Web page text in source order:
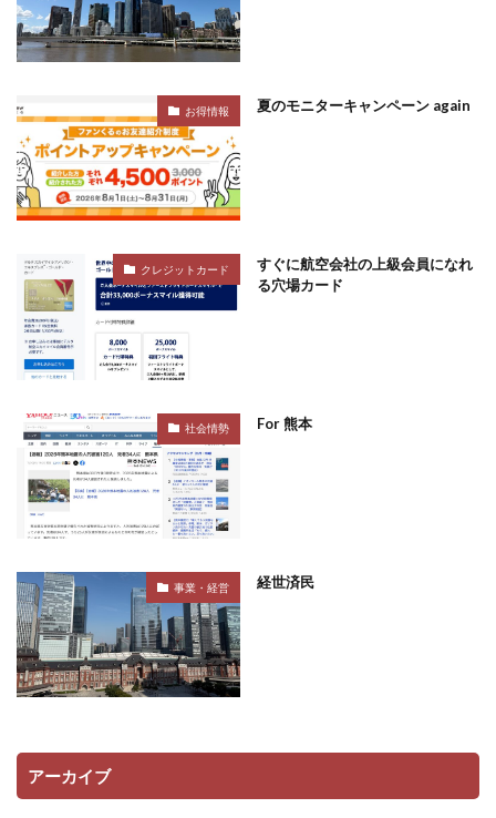
お得情報 夏のモニターキャンペーン again
クレジットカード
すぐに航空会社の上級会員になれ
る穴場カード
社会情勢 For 熊本
事業・経営 経世済民
アーカイブ